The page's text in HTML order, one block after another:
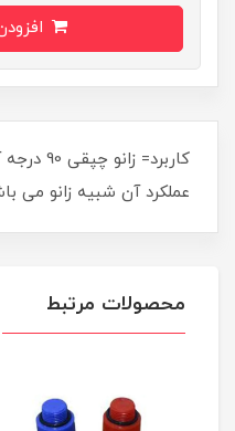
کاربرد=
عملکرد آن شبیه زانو می
محصولات مرتبط